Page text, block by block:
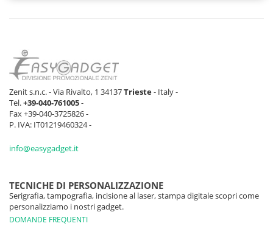
Zenit s.n.c. - Via Rivalto, 1 34137Trieste- Italy -
Tel.+39-040-761005-
Fax +39-040-3725826 -
P. IVA: IT01219460324 -
info@easygadget.it
TECNICHE DI PERSONALIZZAZIONE
Serigrafia, tampografia, incisione al laser, stampa digitale scopri come
personalizziamo i nostri gadget.
DOMANDE FREQUENTI